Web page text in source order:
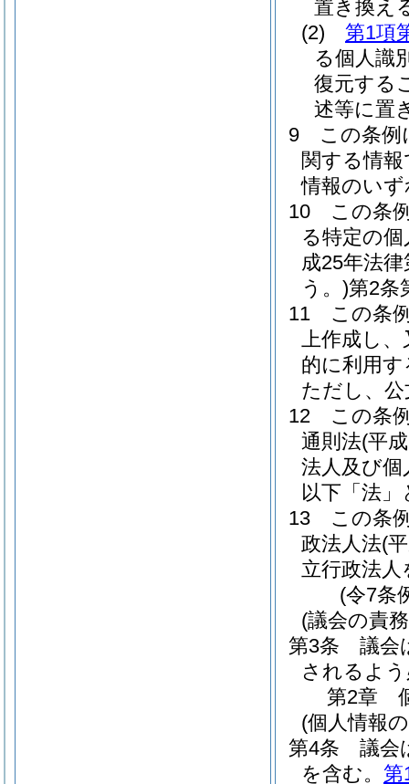
置き換え
(2)
第1項
る個人識
復元する
述等に置
9
この条例
関する情
情報のい
10
この条
る特定の
成25年法
う。)第2条
11
この条
上作成し
的に利用
ただし、
12
この条
通則法(平
法人及び
以下「法
13
この条
政法人法(
立行政法
(令7条
(議会の責
第3条
議会
されるよ
第2章
(個人情報
第4条
議会
を含む。 第